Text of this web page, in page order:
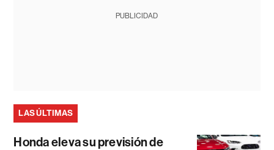
PUBLICIDAD
LAS ÚLTIMAS
Honda eleva su previsión de